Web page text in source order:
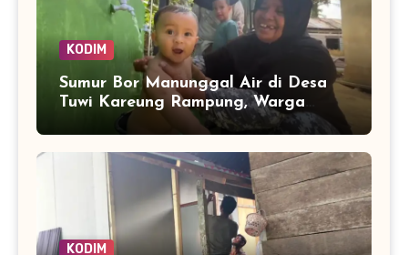
KODIM
Sumur Bor Manunggal Air di Desa
Tuwi Kareung Rampung, Warga
Sambut dengan Senyum
KODIM